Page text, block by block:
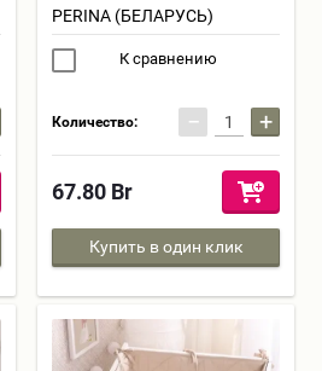
PERINA (БЕЛАРУСЬ)
К сравнению
Количество: − +
67.80 Br
Купить в один клик